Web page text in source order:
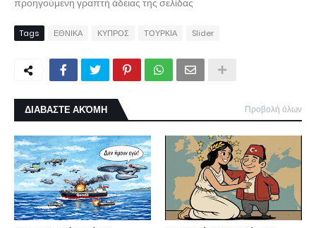
προηγούμενη γραπτή άδειας της σελίδας
Tags ΕΘΝΙΚΑ ΚΥΠΡΟΣ ΤΟΥΡΚΙΑ Slider
ΔΙΑΒΑΣΤΕ ΑΚΌΜΗ Προβολή όλων